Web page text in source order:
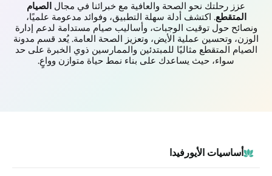
عزز رحلتك نحو الصحة والعافية مع خبرائنا في مجال الصيام
المتقطع. اكتشف أدلة سهلة التطبيق، وفوائد مدعومة علميًا،
ونصائح حول توقيت الوجبات، وأساليب صيام مستدامة لدعم إدارة
الوزن، وتحسين عملية الأيض، وتعزيز الصحة العامة. يُعد قسم مدونة
الصيام المتقطع مثاليًا للمبتدئين والممارسين ذوي الخبرة على حد
سواء، حيث يساعدك على بناء نمط حياة متوازن وواعٍ.
أساسيات الأيورفيدا